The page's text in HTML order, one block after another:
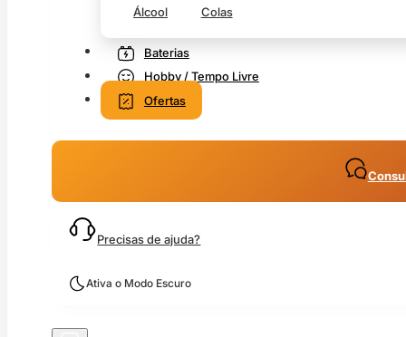
Álcool Colas
Baterias
Hobby / Tempo Livre
Ofertas
Precisas de ajuda?
Ativa o Modo Escuro